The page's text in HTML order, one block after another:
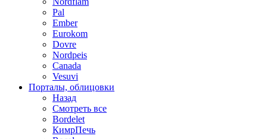
Pal
Ember
Eurokom
Dovre
Nordpeis
Canada
Vesuvi
Порталы, облицовки
Назад
Смотреть все
Bordelet
КимрПечь